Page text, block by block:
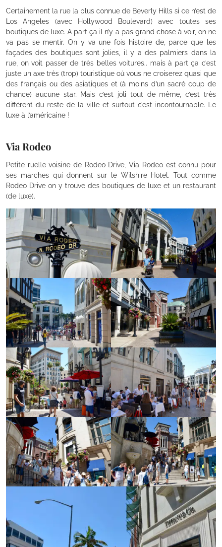
Certainement la rue la plus connue de Beverly Hills si ce n’est de
Los Angeles (avec Hollywood Boulevard) avec toutes ses
boutiques de luxe. A part ça il n’y a pas grand chose à voir, on ne
va pas se mentir. On y va une fois histoire de, parce que les
façades des boutiques sont jolies, il y a des palmiers dans la
rue, on voit passer de très belles voitures.. mais à part ça c’est
juste un axe très (trop) touristique où vous ne croiserez quasi que
des français ou des asiatiques et (à moins d’un sacré coup de
chance) aucune star. Mais c’est joli tout de même, c’est très
différent du reste de la ville et surtout c’est incontournable. Le
luxe à l’américaine !
Via Rodeo
Petite ruelle voisine de Rodeo Drive, Via Rodeo est connu pour
ses marches qui donnent sur le Wilshire Hotel. Tout comme
Rodeo Drive on y trouve des boutiques de luxe et un restaurant
(de luxe).